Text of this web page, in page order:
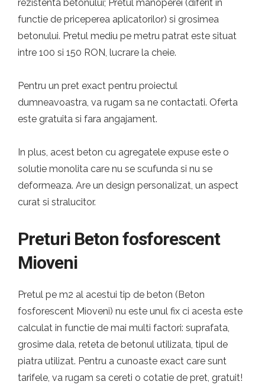
rezistenta betonului; Pretul manoperei (diferit in
functie de priceperea aplicatorilor) si grosimea
betonului. Pretul mediu pe metru patrat este situat
intre 100 si 150 RON, lucrare la cheie.
Pentru un pret exact pentru proiectul
dumneavoastra, va rugam sa ne contactati. Oferta
este gratuita si fara angajament.
In plus, acest beton cu agregatele expuse este o
solutie monolita care nu se scufunda si nu se
deformeaza. Are un design personalizat, un aspect
curat si stralucitor.
Preturi Beton fosforescent
Mioveni
Pretul pe m2 al acestui tip de beton (Beton
fosforescent Mioveni) nu este unul fix ci acesta este
calculat in functie de mai multi factori: suprafata,
grosime dala, reteta de betonul utilizata, tipul de
piatra utilizat. Pentru a cunoaste exact care sunt
tarifele, va rugam sa cereti o cotatie de pret, gratuit!